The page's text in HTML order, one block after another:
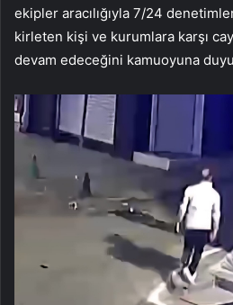
ekipler aracılığıyla 7/24
kirleten kişi ve kurumlara karşı
devam edeceğini kamuoyuna